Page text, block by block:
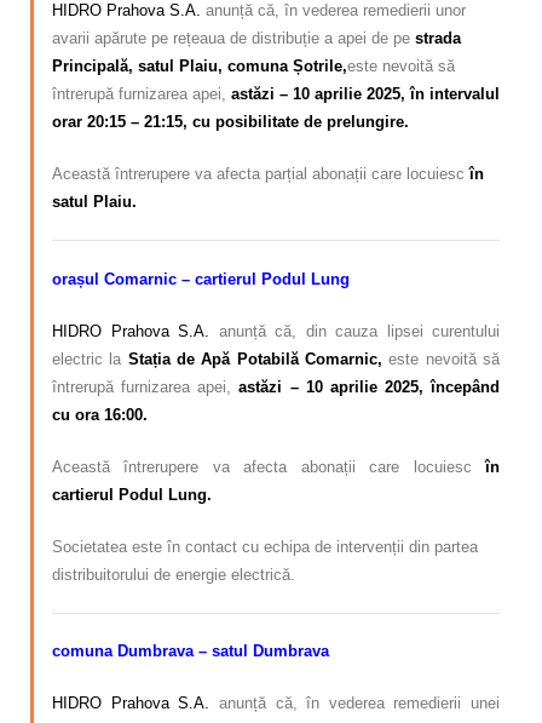
HIDRO Prahova S.A. anunță că, în vederea remedierii unor
avarii apărute pe rețeaua de distribuție a apei de pe strada
Principală, satul Plaiu, comuna Șotrile,este nevoită să
întrerupă furnizarea apei, astăzi – 10 aprilie 2025, în intervalul
orar 20:15 – 21:15, cu posibilitate de prelungire.
Această întrerupere va afecta parțial abonații care locuiescîn
satul Plaiu.
orașul Comarnic – cartierul Podul Lung
HIDRO Prahova S.A.
anunță că, din cauza lipsei curentului
electric la Stația de Apă Potabilă Comarnic,este nevoită să
întrerupă furnizarea apei,astăzi – 10 aprilie 2025, începând
cu ora 16:00.
Această întrerupere va afecta abonații care locuiescîn
cartierul Podul Lung.
Societatea este în contact cu echipa de intervenții din partea
distribuitorului de energie electrică.
comuna Dumbrava – satul Dumbrava
HIDRO Prahova S.A. anunță că, în vederea remedierii unei